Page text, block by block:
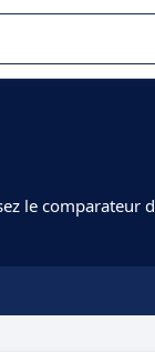
le comparateur